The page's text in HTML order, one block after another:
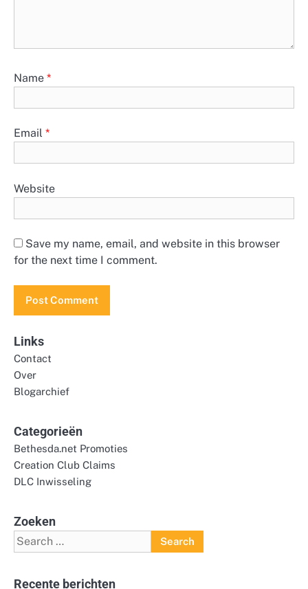
Name *
Email *
Website
Save my name, email, and website in this browser
for the next time I comment.
Links
Contact
Over
Blogarchief
Categorieën
Bethesda.net Promoties
Creation Club Claims
DLC Inwisseling
Zoeken
Search
for:
Recente berichten